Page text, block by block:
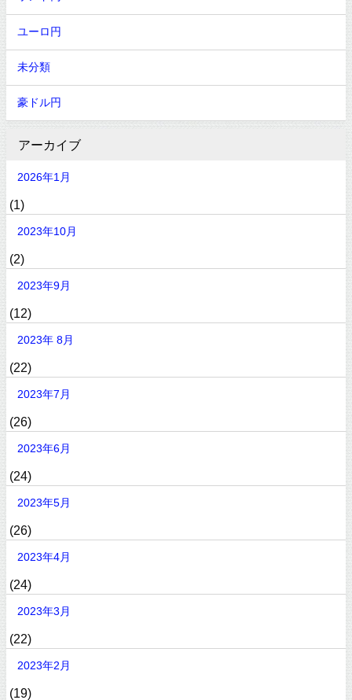
ユーロ円
未分類
豪ドル円
アーカイブ
2026年1月
(1)
2023年10月
(2)
2023年9月
(12)
2023年 8月
(22)
2023年7月
(26)
2023年6月
(24)
2023年5月
(26)
2023年4月
(24)
2023年3月
(22)
2023年2月
(19)